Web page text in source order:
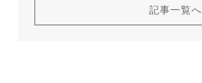
記事一覧へ